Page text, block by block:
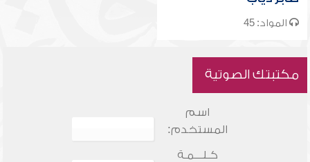
المواد: 45
مكتبتك الصوتية
اسم
المستخدم:
كـلـــمـة